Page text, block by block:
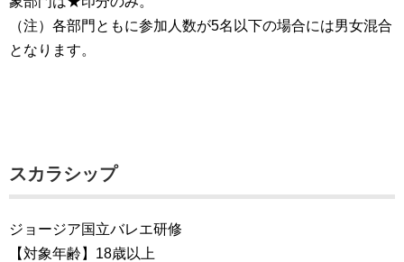
（注）各部門ともに参加人数が5名以下の場合には男女混合
となります。
スカラシップ
ジョージア国立バレエ研修
【対象年齢】18歳以上